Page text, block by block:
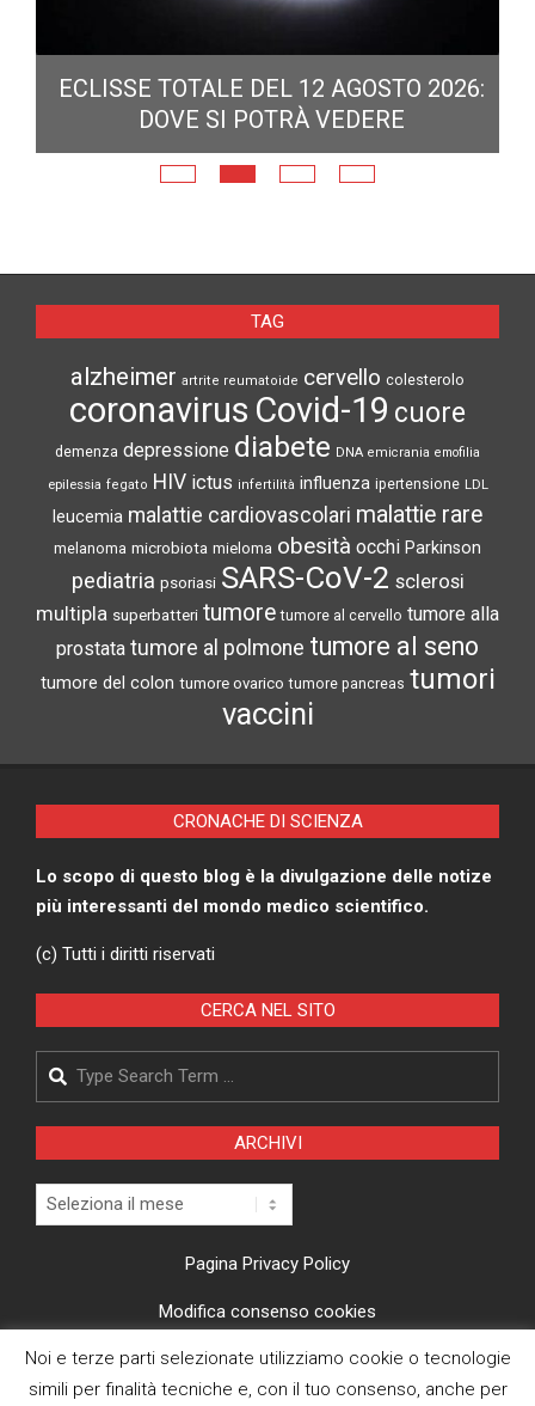
ECLISSE TOTALE DEL 12 AGOSTO 2026:
DOVE SI POTRÀ VEDERE
TAG
alzheimer artrite reumatoide cervello colesterolo
coronavirus Covid-19 cuore
demenza depressione diabete DNA emicrania emofilia
epilessia fegato HIV ictus infertilità influenza ipertensione LDL
leucemia malattie cardiovascolari malattie rare
melanoma microbiota mieloma obesità occhi Parkinson
pediatria psoriasi SARS-CoV-2 sclerosi
multipla superbatteri tumore tumore al cervello tumore alla
prostata tumore al polmone tumore al seno
tumore del colon tumore ovarico tumore pancreas tumori
vaccini
CRONACHE DI SCIENZA
Lo scopo di questo blog è la divulgazione delle notize
più interessanti del mondo medico scientifico.
(c) Tutti i diritti riservati
CERCA NEL SITO
Search
ARCHIVI
Archivi
Pagina Privacy Policy
Modifica consenso cookies
CI TROVI ANCHE SU
Noi e terze parti selezionate utilizziamo cookie o tecnologie
simili per finalità tecniche e, con il tuo consenso, anche per